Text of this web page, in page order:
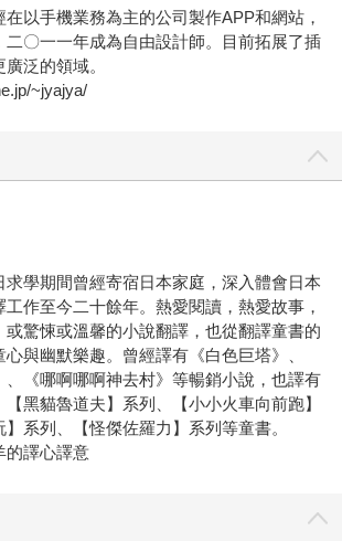
以手機業務為主的公司製作APP和網站，
二〇一一年成為自由設計師。目前拓展了插
泛的領域。
~jyajya/
學期間曾經寄宿日本家庭，深入體會日本
作至今二十餘年。熱愛閱讀，熱愛故事，
或驚悚或溫馨的小說翻譯，也從翻譯童書的
與幽默樂趣。曾經譯有《白色巨塔》、
、《哪啊哪啊神去村》等暢銷小說，也譯有
【黑貓魯道夫】系列、【小小火車向前跑】
系列、【怪傑佐羅力】系列等童書。
的譯心譯意